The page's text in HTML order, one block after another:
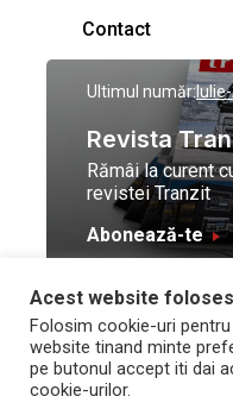
Contact
Ultimul număr:
Revista
Rămâi la curent
revistei Tranzit
Abonează-te
© Toate drepturile
rezervate Trafic Media
2026
Acest website
Folosim cookie-uri
website tinand minte
pe butonul accept iti dai
cookie-urilor.